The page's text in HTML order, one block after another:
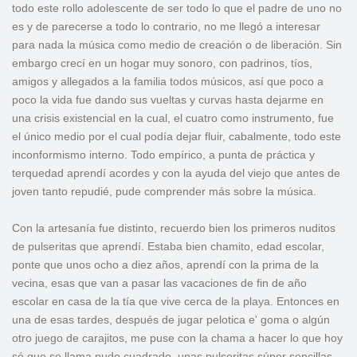
todo este rollo adolescente de ser todo lo que el padre de uno no
es y de parecerse a todo lo contrario, no me llegó a interesar
para nada la música como medio de creación o de liberación. Sin
embargo crecí en un hogar muy sonoro, con padrinos, tíos,
amigos y allegados a la familia todos músicos, así que poco a
poco la vida fue dando sus vueltas y curvas hasta dejarme en
una crisis existencial en la cual, el cuatro como instrumento, fue
el único medio por el cual podía dejar fluir, cabalmente, todo este
inconformismo interno. Todo empírico, a punta de práctica y
terquedad aprendí acordes y con la ayuda del viejo que antes de
joven tanto repudié, pude comprender más sobre la música.
Con la artesanía fue distinto, recuerdo bien los primeros nuditos
de pulseritas que aprendí. Estaba bien chamito, edad escolar,
ponte que unos ocho a diez años, aprendí con la prima de la
vecina, esas que van a pasar las vacaciones de fin de año
escolar en casa de la tía que vive cerca de la playa. Entonces en
una de esas tardes, después de jugar pelotica e' goma o algún
otro juego de carajitos, me puse con la chama a hacer lo que hoy